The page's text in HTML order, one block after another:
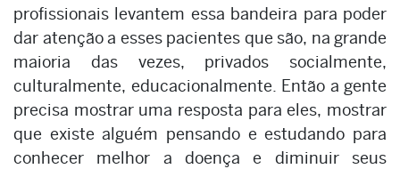
profissionais levantem essa bandeira para poder
dar atenção a esses pacientes que são, na grande
maioria das vezes, privados socialmente,
culturalmente, educacionalmente. Então a gente
precisa mostrar uma resposta para eles, mostrar
que existe alguém pensando e estudando para
conhecer melhor a doença e diminuir seus